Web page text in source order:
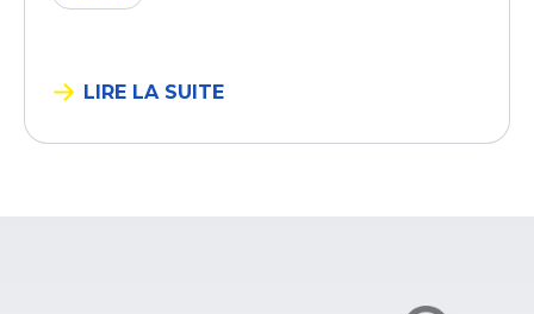
LIRE LA SUITE